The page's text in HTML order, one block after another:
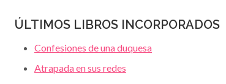
ÚLTIMOS LIBROS INCORPORADOS
Confesiones de una duquesa
Atrapada en sus redes